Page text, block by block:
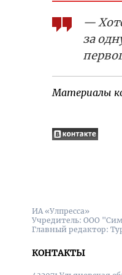
—
за
Материалы
ИА «Улпресса»
Учредитель: ООО
Главный редактор:
КОНТАКТЫ